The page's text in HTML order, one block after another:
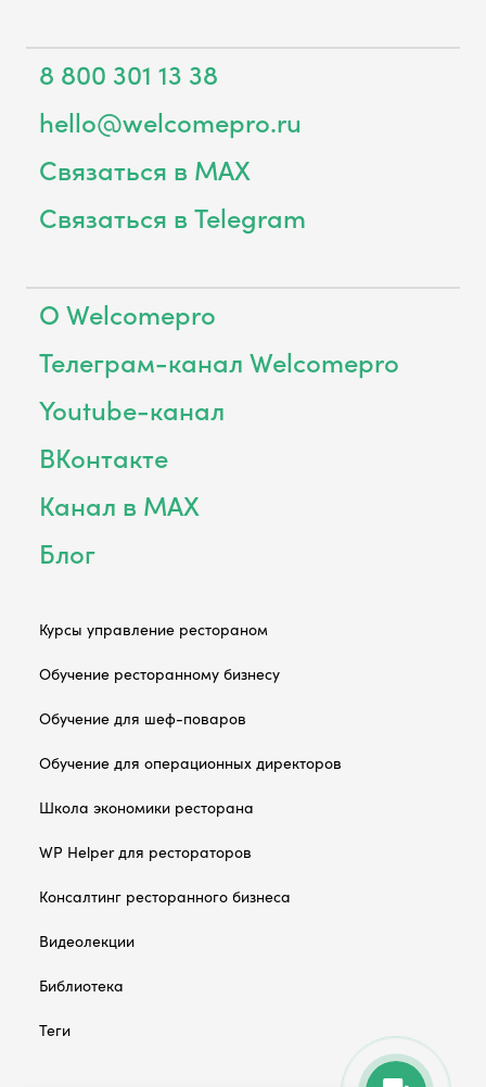
8 800 301 13 38
hello@welcomepro.ru
Связаться в MAX
Связаться в Telegram
О Welcomepro
Телеграм-канал Welcomepro
Youtube-канал
ВКонтакте
Канал в MAX
Блог
Курсы управление рестораном
Обучение ресторанному бизнесу
Обучение для шеф-поваров
Обучение для операционных директоров
Школа экономики ресторана
WP Helper для рестораторов
Консалтинг ресторанного бизнеса
Видеолекции
Библиотека
Теги